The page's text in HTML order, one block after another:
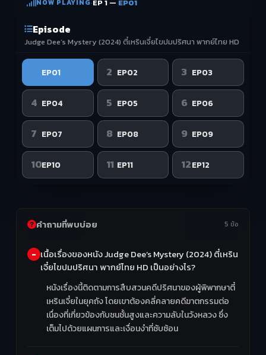
NOW PLAYING·EP 1 — EP01
Episode
Judge Dee’s Mystery (2024) ตี๋เหรินเจี๋ยไขปมปริศนา พากย์ไทย HD
EP01 2 EP02 3 EP03
4 EP04 5 EP05 6 EP06
7 EP07 8 EP08 9 EP09
10EP10 11 EP11 12EP12
คำถามที่พบบ่อย 5 ข้อ
เนื้อเรื่องของหนัง Judge Dee’s Mystery (2024) ตี๋เหริน
เจี๋ยไขปมปริศนา พากย์ไทย HD เป็นอย่างไร?
หนังเรื่องนี้ติดตามการสืบสวนคดีปริศนาของผู้พิพากษาตี๋
เหรินเจี๋ยในยุคถัง โดยเขาต้องคลี่คลายคดีฆาตกรรมต่อ
เนื่องที่เกี่ยวข้องกับชนชั้นสูงและความลับในวังหลวง ซึ่ง
เต็มไปด้วยแผนการและเงื่อนงำที่ซับซ้อน